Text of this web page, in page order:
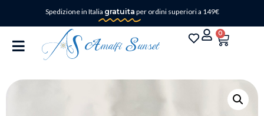
Spedizione in Italia gratuita per ordini superiori a 149€
0